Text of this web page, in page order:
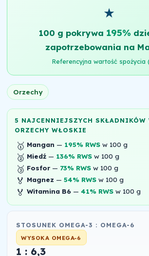
★
100 g pokrywa 195%
zapotrzebowania na
Referencyjna wartość spożycia
Orzechy
5 NAJCENNIEJSZYCH SKŁADNIKÓW
ORZECHY WŁOSKIE
🥇 Mangan — 195% RWSw 100 g
🥈 Miedź— 136% RWSw 100 g
🥉 Fosfor— 73% RWSw 100 g
🏅 Magnez — 54% RWSw 100 g
🏅 Witamina B6— 41% RWSw 100 g
STOSUNEK OMEGA-3 : OMEGA-6
WYSOKA OMEGA-6
1 : 6,3